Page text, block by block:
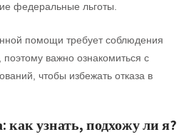
федеральные льготы.
помощи требует соблюдения
важно ознакомиться с
чтобы избежать отказа в
как узнать, подхожу ли я?